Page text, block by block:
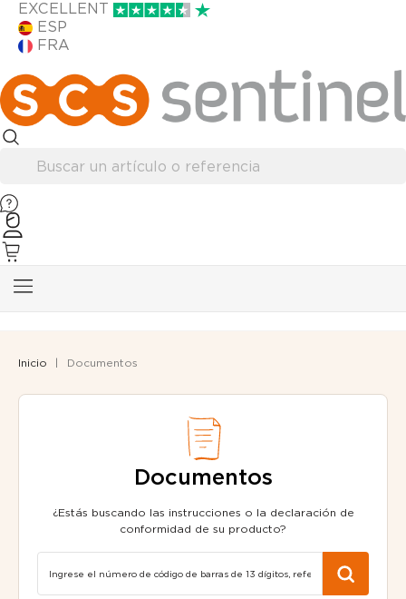
EXCELLENT
ESP
FRA
Inicio Documentos
Documentos
¿Estás buscando las instrucciones o la declaración de
conformidad de su producto?